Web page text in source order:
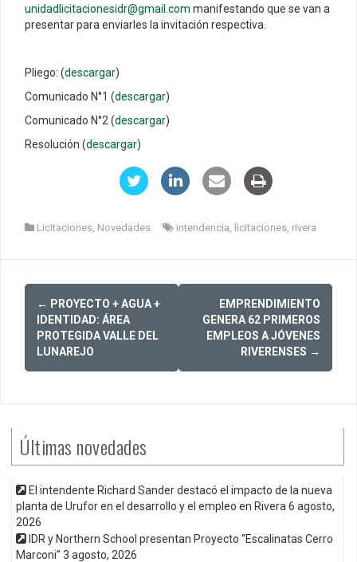
unidadlicitacionesidr@gmail.com manifestando que se van a
presentar para enviarles la invitación respectiva.
Pliego: (descargar)
Comunicado N°1 (descargar)
Comunicado N°2 (descargar)
Resolución (descargar)
Licitaciones Novedades intendencia licitaciones rivera
Post
navigation
← PROYECTO + AGUA +
IDENTIDAD: ÁREA
PROTEGIDA VALLE DEL
LUNAREJO
EMPRENDIMIENTO
GENERA 62 PRIMEROS
EMPLEOS A JÓVENES
RIVERENSES →
Últimas novedades
El intendente Richard Sander destacó el impacto de la nueva
planta de Urufor en el desarrollo y el empleo en Rivera 6 agosto,
2026
IDR y Northern School presentan Proyecto “Escalinatas Cerro
Marconi” 3 agosto, 2026